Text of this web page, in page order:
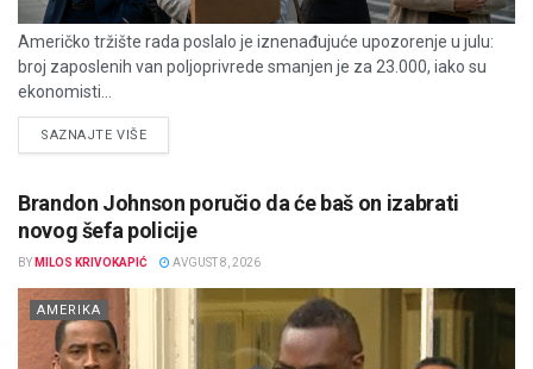
Američko tržište rada poslalo je iznenađujuće upozorenje u julu:
broj zaposlenih van poljoprivrede smanjen je za 23.000, iako su
ekonomisti...
SAZNAJTE VIŠEDETAILS
Brandon Johnson poručio da će baš on izabrati
novog šefa policije
BY MILOS KRIVOKAPIĆ AVGUST 8, 2026
AMERIKA